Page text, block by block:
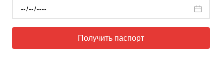
Получить паспорт